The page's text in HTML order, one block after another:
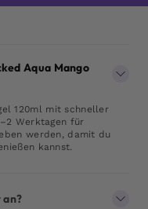
Aqua Mango
120ml mit schneller
Werktagen für
werden, damit du
kannst.